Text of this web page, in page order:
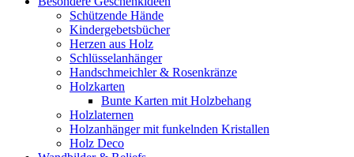
Schützende Hände
Kindergebetsbücher
Herzen aus Holz
Schlüsselanhänger
Handschmeichler & Rosenkränze
Holzkarten
Bunte Karten mit Holzbehang
Holzlaternen
Holzanhänger mit funkelnden Kristallen
Holz Deco